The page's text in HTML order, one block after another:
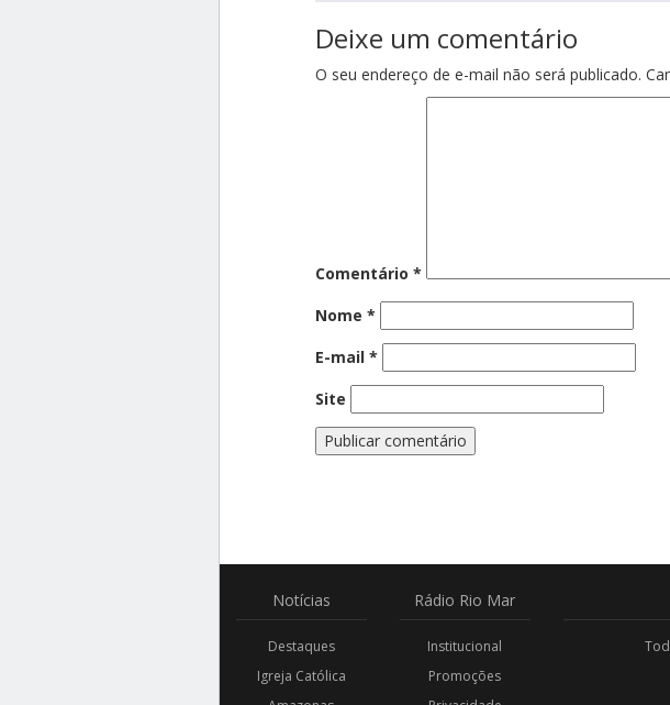
Deixe um comentário
O seu endereço de e-mail não será publicado.
Comentário *
Nome *
E-mail *
Site
Notícias
Destaques
Igreja Católica
Rádio Rio Mar
Institucional
Promoções